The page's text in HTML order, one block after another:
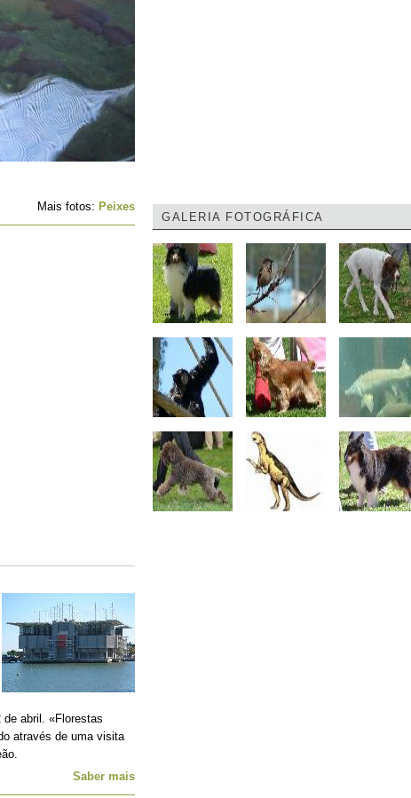
Mais fotos: Peixes
abril. «Florestas
através de uma visita
Saber mais
GALERIA FOTOGRÁFICA